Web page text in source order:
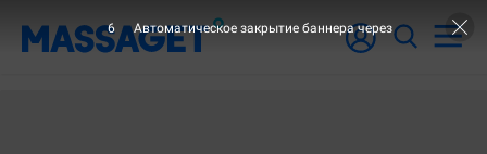
6 Автоматическое закрытие баннера через